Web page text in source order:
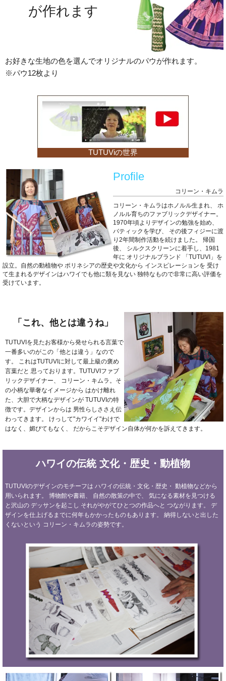
が作れます
お好きな生地の色を選んでオリジナルのパウが作れます。
※パウ12枚より
TUTUViの世界
Profile
コリーン・キムラ
コリーン・キムラはホノルル生まれ、
ホ
ノルル育ちのファブリックデザイナー。
1970年頃よりデザインの勉強を始め、
バティックを学び、
その後フィジーに渡
り2年間制作活動を続けました。
帰国
後、
シルクスクリーンに着手し、1981
年に オリジナルブランド 「TUTUVI」を
設立。自然の動植物や ポリネシアの歴史や文化から インスピレーションを 受け
て生まれるデザインはハワイでも他に類を見ない 独特なもので非常に高い評価を
受けています。
「これ、他とは違うね」
TUTUVIを見たお客様から発せられる言葉で
一番多いのがこの「他とは違う」なので
す。
これはTUTUVIに対して最上級の褒め
言葉だと 思っております。TUTUVIファブ
リックデザイナー、
コリーン・キムラ。そ
の小柄な華奢なイメージから はかけ離れ
た、大胆で大柄なデザインが TUTUVIの特
徴です。デザインからは 男性らしささえ伝
わってきます。
けっして"カワイイ"わけで
はなく、媚びてもなく、
だからこそデザイン自体が何かを訴えてきます。
ハワイの伝統文化・歴史・動植物
TUTUVIのデザインのモチーフは ハワイの伝統・文化・歴史・ 動植物などから
用いられます。
博物館や書籍、 自然の散策の中で、
気になる素材を見つける
と沢山の デッサンを起こし それがやがてひとつの作品へと つながります。 デ
ザインを仕上げるまでに何年もかかったものもあります。
納得しないと出した
くないという コリーン・キムラの姿勢です。